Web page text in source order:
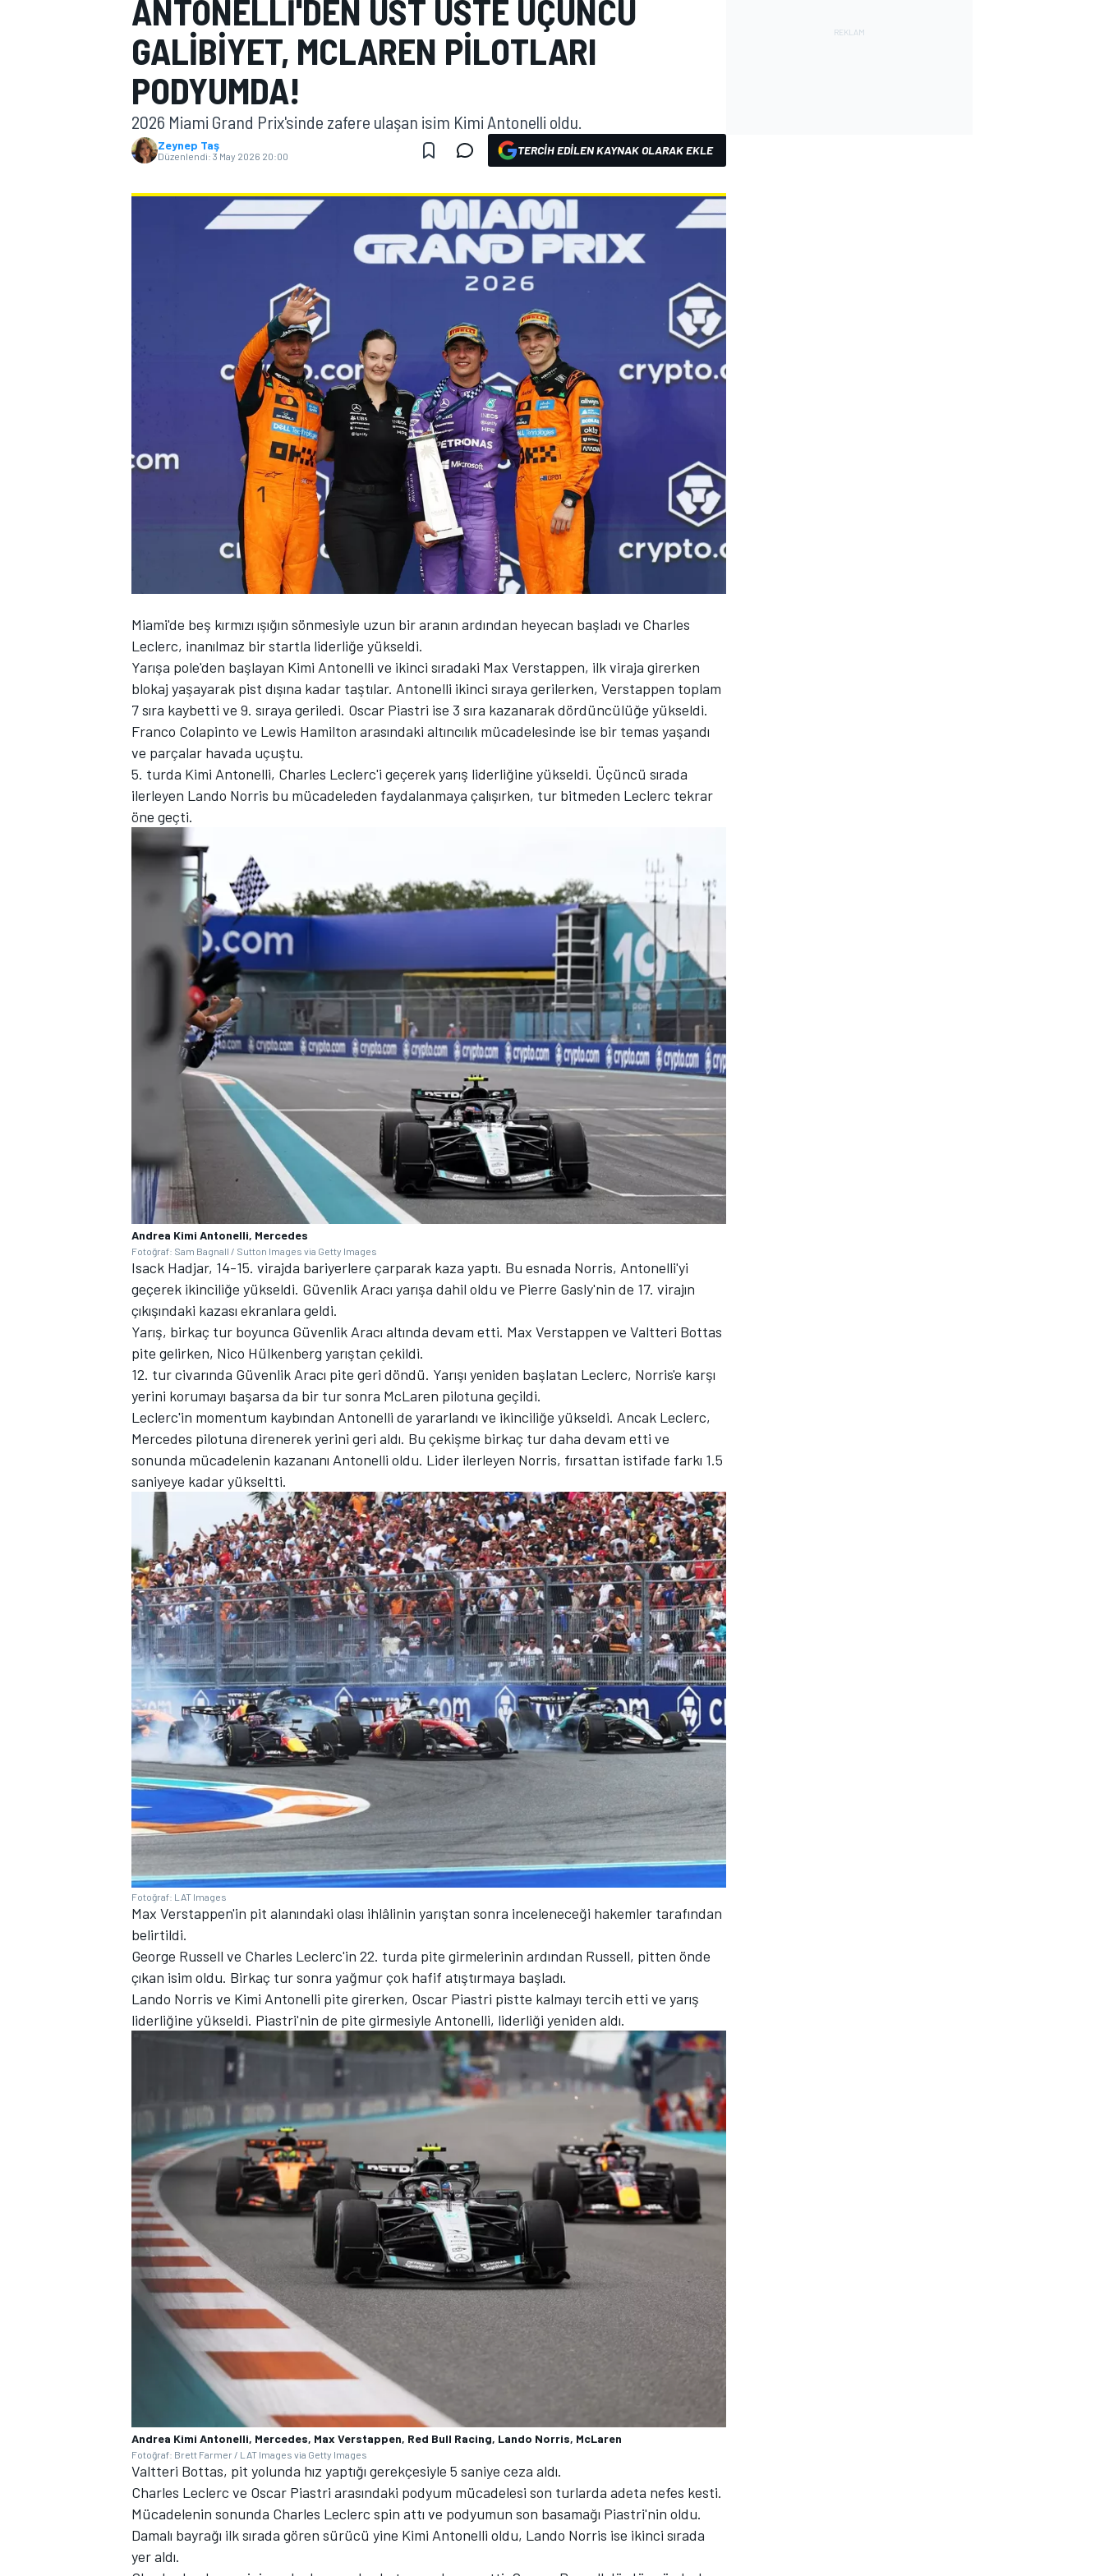
MOTOGP
TÜRK SPORCULAR
MOTOSİKLET
ANTONELLI'DEN ÜST ÜSTE ÜÇÜNCÜ
GALIBIYET, MCLAREN PILOTLARI
PODYUMDA!
2026 Miami Grand Prix'sinde zafere ulaşan isim Kimi Antonelli oldu.
Zeynep Taş
Düzenlendi: 3 May 2026 20:00 TERCIH EDILEN KAYNAK OLARAK EKLE
Miami'de beş kırmızı ışığın sönmesiyle uzun bir aranın ardından heyecan başladı ve Charles
Leclerc, inanılmaz bir startla liderliğe yükseldi.
Yarışa pole'den başlayan Kimi Antonelli ve ikinci sıradaki Max Verstappen, ilk viraja girerken
blokaj yaşayarak pist dışına kadar taştılar. Antonelli ikinci sıraya gerilerken, Verstappen toplam
7 sıra kaybetti ve 9. sıraya geriledi. Oscar Piastri ise 3 sıra kazanarak dördüncülüğe yükseldi.
Franco Colapinto ve Lewis Hamilton arasındaki altıncılık mücadelesinde ise bir temas yaşandı
ve parçalar havada uçuştu.
5. turda Kimi Antonelli, Charles Leclerc'i geçerek yarış liderliğine yükseldi. Üçüncü sırada
ilerleyen Lando Norris bu mücadeleden faydalanmaya çalışırken, tur bitmeden Leclerc tekrar
öne geçti.
Andrea Kimi Antonelli, Mercedes
Fotoğraf: Sam Bagnall / Sutton Images via Getty Images
Isack Hadjar, 14-15. virajda bariyerlere çarparak kaza yaptı. Bu esnada Norris, Antonelli'yi
geçerek ikinciliğe yükseldi. Güvenlik Aracı yarışa dahil oldu ve Pierre Gasly'nin de 17. virajın
çıkışındaki kazası ekranlara geldi.
Yarış, birkaç tur boyunca Güvenlik Aracı altında devam etti. Max Verstappen ve Valtteri Bottas
pite gelirken, Nico Hülkenberg yarıştan çekildi.
12. tur civarında Güvenlik Aracı pite geri döndü. Yarışı yeniden başlatan Leclerc, Norris'e karşı
yerini korumayı başarsa da bir tur sonra McLaren pilotuna geçildi.
Leclerc'in momentum kaybından Antonelli de yararlandı ve ikinciliğe yükseldi. Ancak Leclerc,
Mercedes pilotuna direnerek yerini geri aldı. Bu çekişme birkaç tur daha devam etti ve
sonunda mücadelenin kazananı Antonelli oldu. Lider ilerleyen Norris, fırsattan istifade farkı 1.5
saniyeye kadar yükseltti.
Fotoğraf: LAT Images
Max Verstappen'in pit alanındaki olası ihlâlinin yarıştan sonra inceleneceği hakemler tarafından
belirtildi.
George Russell ve Charles Leclerc'in 22. turda pite girmelerinin ardından Russell, pitten önde
çıkan isim oldu. Birkaç tur sonra yağmur çok hafif atıştırmaya başladı.
Lando Norris ve Kimi Antonelli pite girerken, Oscar Piastri pistte kalmayı tercih etti ve yarış
liderliğine yükseldi. Piastri'nin de pite girmesiyle Antonelli, liderliği yeniden aldı.
Andrea Kimi Antonelli, Mercedes, Max Verstappen, Red Bull Racing, Lando Norris, McLaren
Fotoğraf: Brett Farmer / LAT Images via Getty Images
Valtteri Bottas, pit yolunda hız yaptığı gerekçesiyle 5 saniye ceza aldı.
Charles Leclerc ve Oscar Piastri arasındaki podyum mücadelesi son turlarda adeta nefes kesti.
Mücadelenin sonunda Charles Leclerc spin attı ve podyumun son basamağı Piastri'nin oldu.
Damalı bayrağı ilk sırada gören sürücü yine Kimi Antonelli oldu, Lando Norris ise ikinci sırada
yer aldı.